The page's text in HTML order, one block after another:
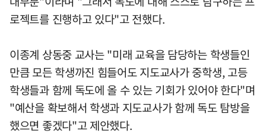
로젝트를 진행하고 있다"고 전했다.
이종계 상동중 교사는 "미래 교육을 담당하는 학생들인
만큼 모든 학생까진 힘들어도 지도교사가 중학생, 고등
학생들과 함께 독도에 올 수 있는 기회가 있어야 한다"며
"예산을 확보해서 학생과 지도교사가 함께 독도 탐방을
했으면 좋겠다"고 제안했다.